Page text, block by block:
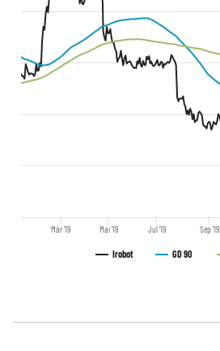
Irobot GD 90
Mär '19 Mai '19 Jul '19 Sep '19